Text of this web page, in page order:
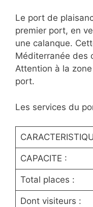
Le port de
premier port, en
une calanque.
Méditerranée des
Attention à la
port.
Les services du
CAPACITE :
Total places :
Dont visiteurs :